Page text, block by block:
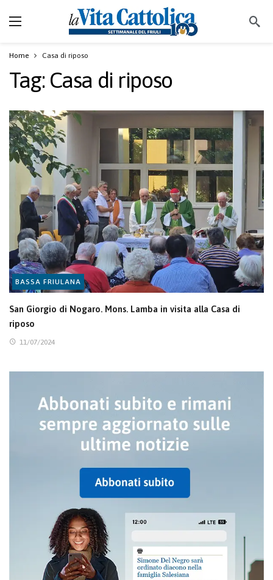
Home Casa di riposo
Tag: Casa di riposo
BASSA FRIULANA
San Giorgio di Nogaro. Mons. Lamba in visita alla Casa di
riposo
11/07/2024